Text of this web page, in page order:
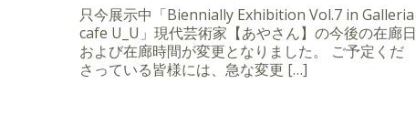
只今展示中「Biennially Exhibition Vol.7 in Galleria
cafe U_U」現代芸術家【あやさん】の今後の在廊日
および在廊時間が変更となりました。 ご予定くだ
さっている皆様には、急な変更 […]